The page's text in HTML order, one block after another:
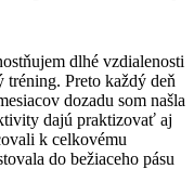
dlhé vzdialenosti
tréning. Preto každý deň
dozadu som našla
dajú praktizovať aj
k celkovému
do bežiaceho pásu